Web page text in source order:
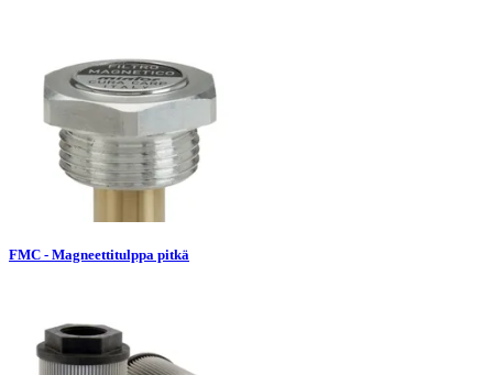
FMC - Magneettitulppa pitkä